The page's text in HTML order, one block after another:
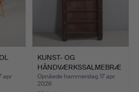
apr
KUNST- OG
HÅNDVÆRKSSALMEBRÆ
T - HARRY THEAK…
Opnåede hammerslag 17 apr
2026